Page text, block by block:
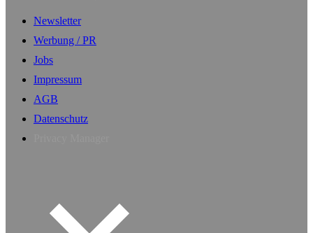
Newsletter
Werbung / PR
Jobs
Impressum
AGB
Datenschutz